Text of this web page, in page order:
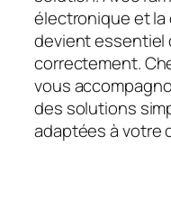
électronique et
devient essentiel
correctement.
vous
des solutions
adaptées à votre